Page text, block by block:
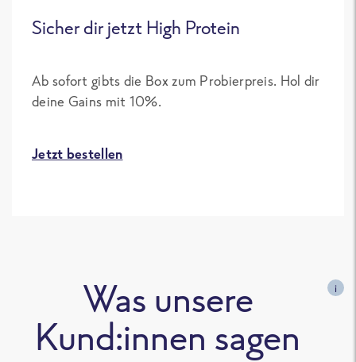
Sicher dir jetzt High Protein
Ab sofort gibts die Box zum Probierpreis. Hol dir
deine Gains mit 10%.
Jetzt bestellen
Was unsere
Kund:innen sagen
i